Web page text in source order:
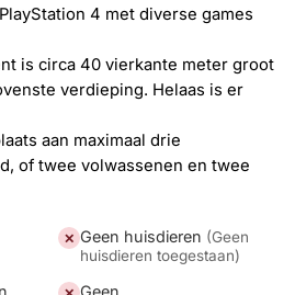
4 met diverse games
is circa 40 vierkante meter groot
verdieping. Helaas is er
aan maximaal drie
of twee volwassenen en twee
✕ Geen huisdieren (Geen
huisdieren toegestaan)
Geen